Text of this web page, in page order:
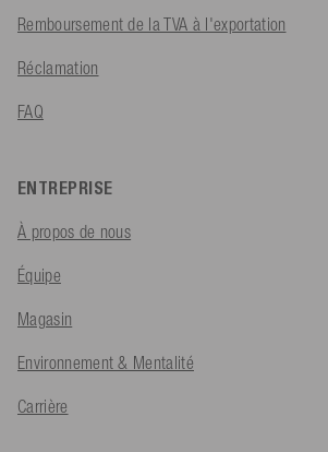
Remboursement de la TVA à l'exportation
Réclamation
FAQ
ENTREPRISE
À propos de nous
Équipe
Magasin
Environnement & Mentalité
Carrière